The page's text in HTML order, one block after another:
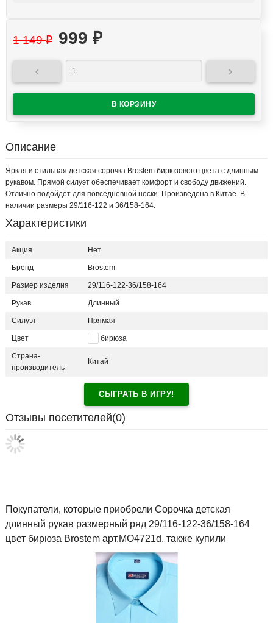
1 149₽ 999 ₽
 
Описание
Яркая и стильная детская сорочка Brostem бирюзового цвета с длинным
рукавом. Прямой силуэт обеспечивает комфорт и свободу движений.
Отлично подойдет для повседневной носки. Произведена в Китае. В
наличии размеры 29/116-122 и 36/158-164.
Характеристики
Акция Нет
Бренд Brostem
Размер изделия 29/116-122-36/158-164
Рукав Длинный
Силуэт Прямая
Цвет бирюза
Страна-
производитель
Китай
СЫГРАТЬ В ИГРУ!
Отзывы посетителей(0)
Покупатели, которые приобрели Сорочка детская
длинный рукав размерный ряд 29/116-122-36/158-164
цвет бирюза Brostem арт.MO4721d, также купили